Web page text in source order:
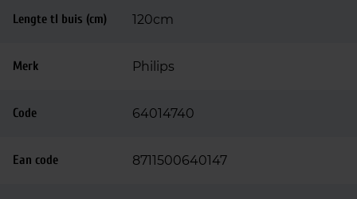
Lengte tl buis (cm) 120cm
Merk Philips
Code 64014740
Ean code 8711500640147